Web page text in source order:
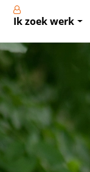
Ik zoek werk